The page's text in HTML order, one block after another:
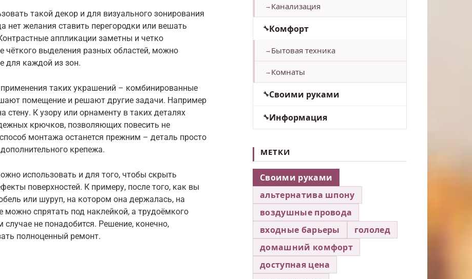
такой декор и для визуального зонирования
желания ставить перегородки или вешать
аппликации заметны и четко
чёткого выделения разных областей, можно
для каждой из зон.
таких украшений – комбинированные
помещение и решают другие задачи. Например
К узору или орнаменту в таких деталях
крючков, позволяющих повесить не
монтажа останется прежним – деталь просто
крепежа.
использовать и для того, чтобы скрыть
поверхностей. К примеру, после того, как вы
или шуруп, на котором она держалась, на
можно спрятать под наклейкой, а трудоёмкого
случае не понадобится. Решение, конечно,
полноценный ремонт.
Канализация
Комфорт
Бытовая техника
Комнаты
Своими руками
Информация
МЕТКИ
Своими руками
альтернатива шпону
воздушные провода
входные барьеры
гололед
домашний комфорт
доступная цена